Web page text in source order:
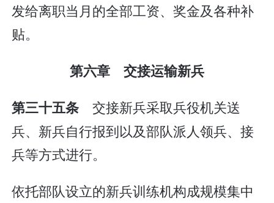
发给离职当月的全部工资、奖金及各种补
贴。
第六章 交接运输新兵
第三十五条 交接新兵采取兵役机关送
兵、新兵自行报到以及部队派人领兵、接
兵等方式进行。
依托部队设立的新兵训练机构成规模集中